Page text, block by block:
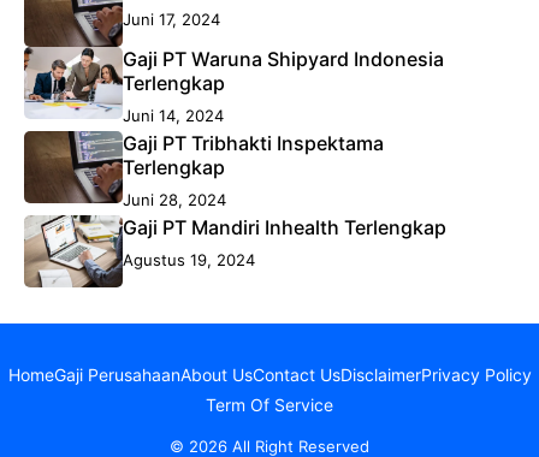
Juni 17, 2024
Gaji PT Waruna Shipyard Indonesia
Terlengkap
Juni 14, 2024
Gaji PT Tribhakti Inspektama
Terlengkap
Juni 28, 2024
Gaji PT Mandiri Inhealth Terlengkap
Agustus 19, 2024
HomeGaji PerusahaanAbout UsContact UsDisclaimerPrivacy Policy
Term Of Service
© 2026 All Right Reserved